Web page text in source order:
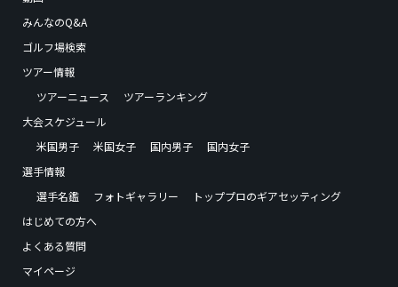
みんなのQ&A
ゴルフ場検索
ツアー情報
ツアーニュース
ツアーランキング
大会スケジュール
米国男子
米国女子 国内男子
国内女子
選手情報
選手名鑑
フォトギャラリー
トッププロのギアセッティング
はじめての方へ
よくある質問
マイページ